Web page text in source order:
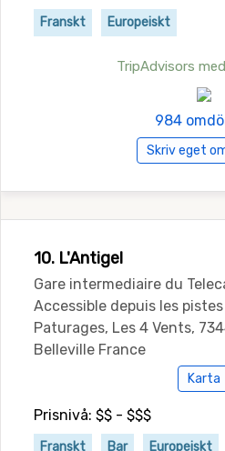
Franskt Europeiskt
TripAdvisors
984
Skriv eget
10. L'Antigel
Gare intermediaire du
Accessible depuis les
Paturages, Les 4 Vents,
Belleville France
Karta
Prisnivå: $$ - $$$
Franskt Bar Europeiskt